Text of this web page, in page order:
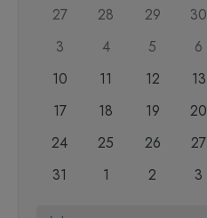
date.
Évènements
0
27
0
28
0
29
0
30
0
3
0
4
0
5
0
6
0
10
0
11
0
12
0
13
0
17
0
18
0
19
0
20
0
24
0
25
0
26
0
27
0
31
01
0
2
0
3